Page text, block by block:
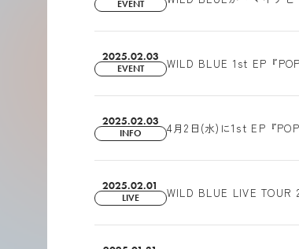
EVENT
2025.02.03
EVENT WILD BLUE 1st EP『
2025.02.03
INFO 4月2日(水)に1st EP『
2025.02.01
LIVE WILD BLUE LIVE TOUR